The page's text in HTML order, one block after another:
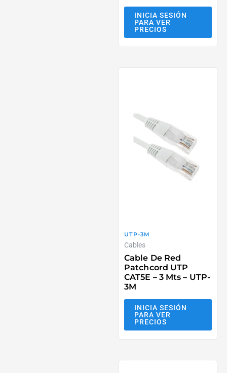
INICIA SESIÓN
PARA VER
PRECIOS
UTP-3M
Cables
Cable De Red
Patchcord UTP
CAT5E – 3 Mts – UTP-
3M
INICIA SESIÓN
PARA VER
PRECIOS